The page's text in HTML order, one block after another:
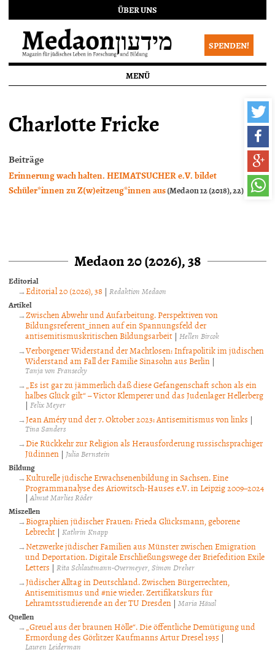
ÜBER UNS
SPENDEN!
MENÜ
Charlotte Fricke
Beiträge
Erinnerung wach halten. HEIMATSUCHER e.V. bildet
Schüler*innen zu Z(w)eitzeug*innen aus(Medaon 12 (2018), 22)
Medaon 20 (2026), 38
Editorial
Editorial 20 (2026), 38 |Redaktion Medaon
Artikel
Zwischen Abwehr und Aufarbeitung. Perspektiven von
Bildungsreferent_innen auf ein Spannungsfeld der
antisemitismuskritischen Bildungsarbeit | Hellen Bircok
Verborgener Widerstand der Machtlosen: Infrapolitik im jüdischen
Widerstand am Fall der Familie Sinasohn aus Berlin |
Tanja von Fransecky
„Es ist gar zu jämmerlich daß diese Gefangenschaft schon als ein
halbes Glück gilt“ – Victor Klemperer und das Judenlager Hellerberg
| Felix Meyer
Jean Améry und der 7. Oktober 2023: Antisemitismus von links |
Tina Sanders
Die Rückkehr zur Religion als Herausforderung russischsprachiger
Jüdinnen | Julia Bernstein
Bildung
Kulturelle jüdische Erwachsenenbildung in Sachsen. Eine
Programmanalyse des Ariowitsch-Hauses e.V. in Leipzig 2009–2024
|Almut Marlies Röder
Miszellen
Biographien jüdischer Frauen: Frieda Glücksmann, geborene
Lebrecht | Kathrin Knapp
Netzwerke jüdischer Familien aus Münster zwischen Emigration
und Deportation. Digitale Erschließungswege der Briefedition Exile
Letters | Rita Schlautmann-Overmeyer Simon Dreher
Jüdischer Alltag in Deutschland. Zwischen Bürgerrechten,
Antisemitismus und #nie wieder. Zertifikatskurs für
Lehramtsstudierende an der TU Dresden | Maria Häusl
Quellen
„Greuel aus der braunen Hölle“. Die öffentliche Demütigung und
Ermordung des Görlitzer Kaufmanns Artur Dresel 1935 |
Lauren Leiderman